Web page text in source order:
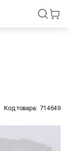
Код товара: 714649